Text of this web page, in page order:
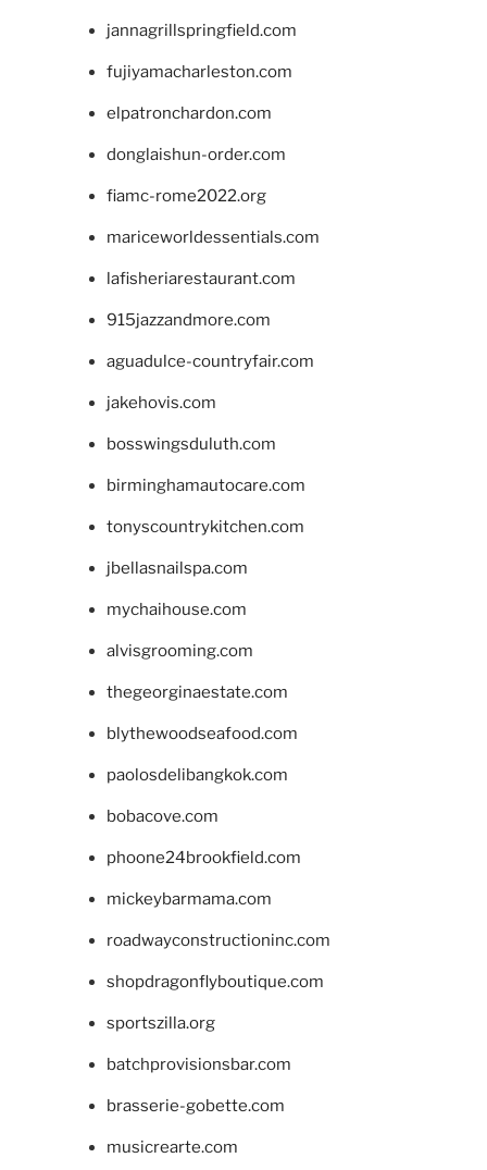
jannagrillspringfield.com
fujiyamacharleston.com
elpatronchardon.com
donglaishun-order.com
fiamc-rome2022.org
mariceworldessentials.com
lafisheriarestaurant.com
915jazzandmore.com
aguadulce-countryfair.com
jakehovis.com
bosswingsduluth.com
birminghamautocare.com
tonyscountrykitchen.com
jbellasnailspa.com
mychaihouse.com
alvisgrooming.com
thegeorginaestate.com
blythewoodseafood.com
paolosdelibangkok.com
bobacove.com
phoone24brookfield.com
mickeybarmama.com
roadwayconstructioninc.com
shopdragonflyboutique.com
sportszilla.org
batchprovisionsbar.com
brasserie-gobette.com
musicrearte.com